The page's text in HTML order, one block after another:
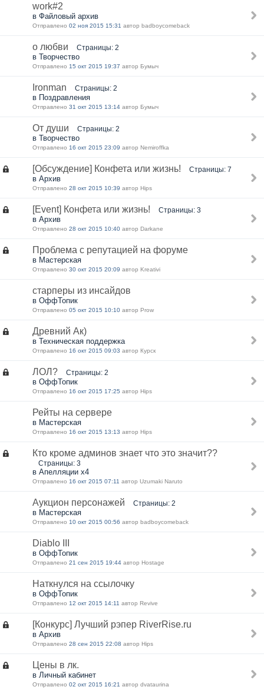
work#2
в Файловый архив
Отправлено 02 ноя 2015 15:31 автор badboycomeback
о любви Страницы: 2
в Творчество
Отправлено 15 окт 2015 19:37 автор Бумыч
Ironman Страницы: 2
в Поздравления
Отправлено 31 окт 2015 13:14 автор Бумыч
От души Страницы: 2
в Творчество
Отправлено 16 окт 2015 23:09 автор Nеmiroffkа
[Обсуждение] Конфета или жизнь! Страницы: 7
в Архив
Отправлено 28 окт 2015 10:39 автор Hips
[Event] Конфета или жизнь! Страницы: 3
в Архив
Отправлено 28 окт 2015 10:40 автор Darkane
Проблема с репутацией на форуме
в Мастерская
Отправлено 30 окт 2015 20:09 автор Kreativi
старперы из инсайдов
в ОффТопик
Отправлено 05 окт 2015 10:10 автор Prow
Древний Ак)
в Техническая поддержка
Отправлено 16 окт 2015 09:03 автор Курск
ЛОЛ? Страницы: 2
в ОффТопик
Отправлено 16 окт 2015 17:25 автор Hips
Рейты на сервере
в Мастерская
Отправлено 16 окт 2015 13:13 автор Hips
Кто кроме админов знает что это значит??
Страницы: 3
в Апелляции х4
Отправлено 16 окт 2015 07:11 автор Uzumaki Naruto
Аукцион персонажей Страницы: 2
в Мастерская
Отправлено 10 окт 2015 00:56 автор badboycomeback
Diablo III
в ОффТопик
Отправлено 21 сен 2015 19:44 автор Hostage
Наткнулся на ссылочку
в ОффТопик
Отправлено 12 окт 2015 14:11 автор Revivе
[Конкурс] Лучший рэпер RiverRise.ru
в Архив
Отправлено 28 сен 2015 22:08 автор Hips
Цены в лк.
в Личный кабинет
Отправлено 02 окт 2015 16:21 автор dvataurina